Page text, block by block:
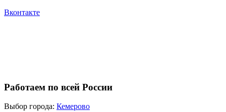
Вконтакте
Работаем по всей России
Выбор города: Кемерово